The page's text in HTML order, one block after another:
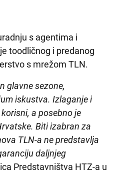
s agentima i
toodličnog i predanog
s mrežom TLN.
glavne sezone,
iskustva. Izlaganje i
a posebno je
Biti izabran za
TLN-a ne predstavlja
daljnjeg
Predstavništva HTZ-a u